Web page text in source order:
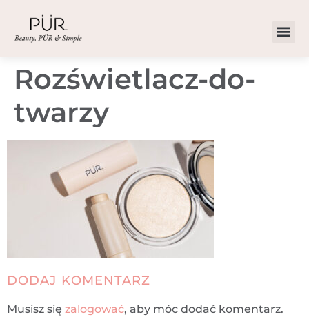
Rozświetlacz-do-
twarzy
DODAJ KOMENTARZ
Musisz się zalogować, aby móc dodać komentarz.